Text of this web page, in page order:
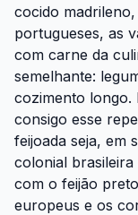
cocido
portugueses, as
com carne da
semelhante:
cozimento longo.
consigo esse
feijoada seja, em
colonial
com o feijão
europeus e os